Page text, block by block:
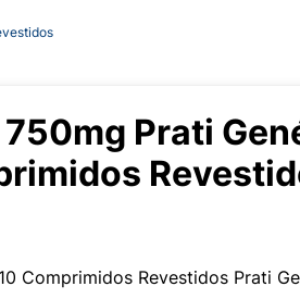
Prati
Comprimidos Revestidos Prati